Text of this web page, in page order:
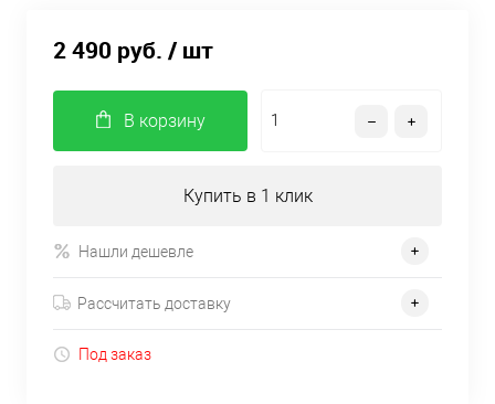
2 490 руб. / шт
В корзину
Купить в 1 клик
Нашли дешевле
Рассчитать доставку
Под заказ